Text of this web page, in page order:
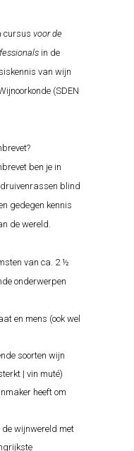
cursus voor de
in de
van wijn
(SDEN
ben je in
blind
gedegen kennis
de wereld.
van ca. 2 ½
onderwerpen
en mens (ook wel
soorten wijn
| vin muté)
heeft om
de wijnwereld met